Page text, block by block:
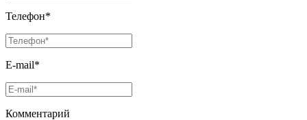
Телефон*
E-mail*
Комментарий